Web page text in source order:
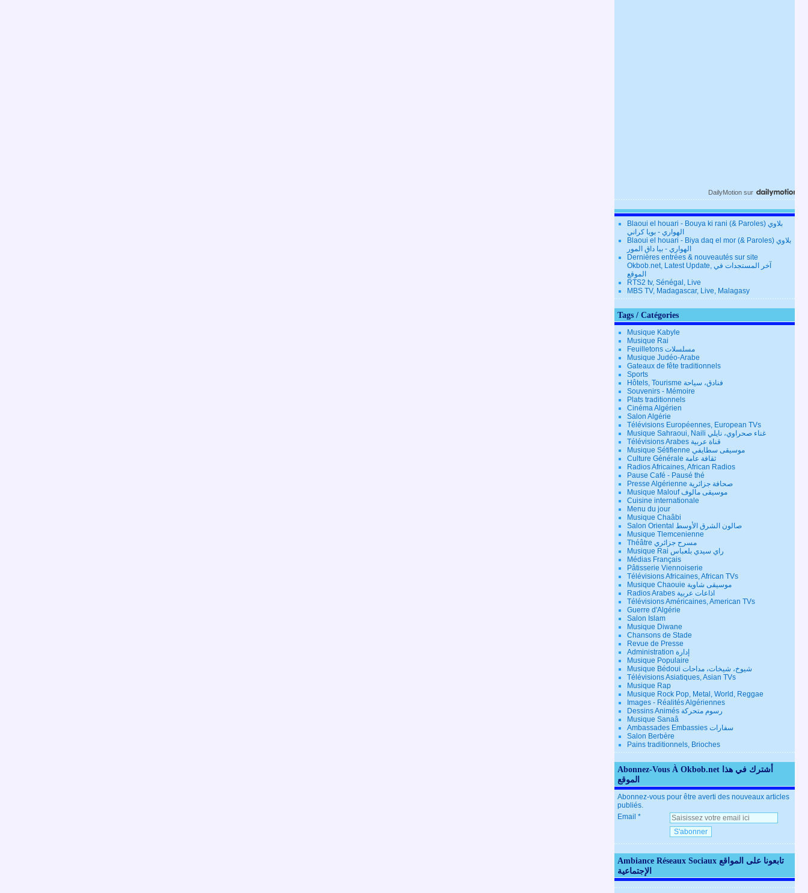
DailyMotion sur
Blaoui el houari - Bouya ki rani (& Paroles) بلاوي
الهواري - بويا كراني
Blaoui el houari - Biya daq el mor (& Paroles) بلاوي
الهواري - بيا داق المور
Dernières entrées & nouveautés sur site
Okbob.net, Latest Update, آخر المستجدات في
الموقع
RTS2 tv, Sénégal, Live
MBS TV, Madagascar, Live, Malagasy
Tags / Catégories
Musique Kabyle
Musique Rai
Feuilletons مسلسلات
Musique Judéo-Arabe
Gateaux de fête traditionnels
Sports
Hôtels, Tourisme فنادق، سياحة
Souvenirs - Mémoire
Plats traditionnels
Cinéma Algérien
Salon Algérie
Télévisions Européennes, European TVs
Musique Sahraoui, Naili غناء صحراوي، نايلي
Télévisions Arabes قناة عربية
Musique Sétifienne موسيقى سطايفي
Culture Générale ثقافة عامة
Radios Africaines, African Radios
Pause Café - Pausé thé
Presse Algérienne صحافة جزائرية
Musique Malouf موسيقى مالوف
Cuisine internationale
Menu du jour
Musique Chaâbi
Salon Oriental صالون الشرق الأوسط
Musique Tlemcenienne
Théâtre مسرح جزائري
Musique Rai راي سيدي بلعباس
Médias Français
Pâtisserie Viennoiserie
Télévisions Africaines, African TVs
Musique Chaouie موسيقى شاوية
Radios Arabes اذاعات عربية
Télévisions Américaines, American TVs
Guerre d'Algérie
Salon Islam
Musique Diwane
Chansons de Stade
Revue de Presse
Administration إدارة
Musique Populaire
Musique Bédoui شيوخ، شيخات، مداحات
Télévisions Asiatiques, Asian TVs
Musique Rap
Musique Rock Pop, Metal, World, Reggae
Images - Réalités Algériennes
Dessins Animés رسوم متحركة
Musique Sanaâ
Ambassades Embassies سفارات
Salon Berbère
Pains traditionnels, Brioches
Abonnez-Vous À Okbob.net أشترك في هذا
الموقع
Abonnez-vous pour être averti des nouveaux articles
publiés.
Email
Ambiance Réseaux Sociaux تابعونا على المواقع
الإجتماعية